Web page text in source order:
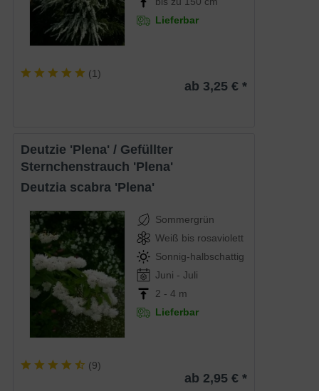
Lieferbar
(1)
ab 3,25 € *
Deutzie 'Plena' / Gefüllter
Sternchenstrauch 'Plena'
Deutzia scabra 'Plena'
Sommergrün
Weiß bis rosaviolett
Sonnig-halbschattig
Juni - Juli
2 - 4 m
Lieferbar
(9)
ab 2,95 € *